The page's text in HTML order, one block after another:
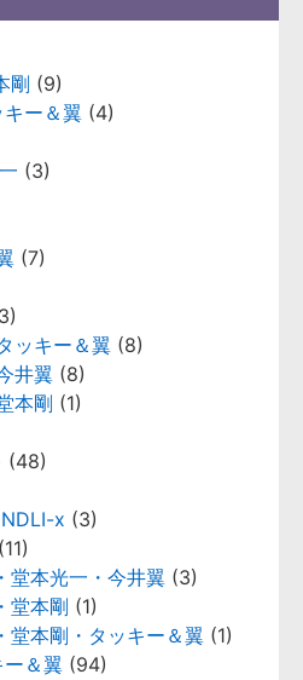
剛 (9)
ー＆翼 (4)
(3)
(7)
ッキー＆翼 (8)
井翼 (8)
本剛 (1)
(48)
x (3)
(11)
本光一・今井翼 (3)
堂本剛 (1)
本剛・タッキー＆翼 (1)
＆翼 (94)